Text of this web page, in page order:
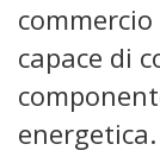
capace di